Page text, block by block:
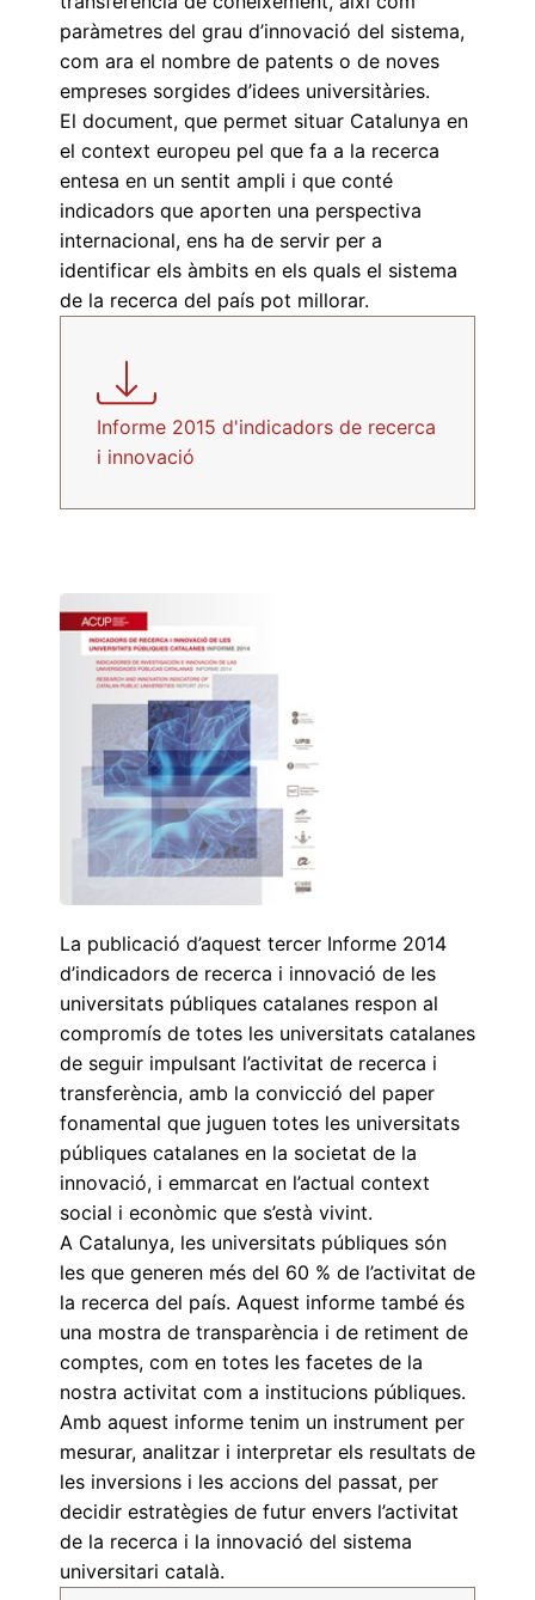
paràmetres del grau d’innovació del sistema,
com ara el nombre de patents o de noves
empreses sorgides d’idees universitàries.
El document, que permet situar Catalunya en
el context europeu pel que fa a la recerca
entesa en un sentit ampli i que conté
indicadors que aporten una perspectiva
internacional, ens ha de servir per a
identificar els àmbits en els quals el sistema
de la recerca del país pot millorar.
Informe 2015 d'indicadors de recerca
i innovació
La publicació d’aquest tercer Informe 2014
d’indicadors de recerca i innovació de les
universitats públiques catalanes respon al
compromís de totes les universitats catalanes
de seguir impulsant l’activitat de recerca i
transferència, amb la convicció del paper
fonamental que juguen totes les universitats
públiques catalanes en la societat de la
innovació, i emmarcat en l’actual context
social i econòmic que s’està vivint.
A Catalunya, les universitats públiques són
les que generen més del 60 % de l’activitat de
la recerca del país. Aquest informe també és
una mostra de transparència i de retiment de
comptes, com en totes les facetes de la
nostra activitat com a institucions públiques.
Amb aquest informe tenim un instrument per
mesurar, analitzar i interpretar els resultats de
les inversions i les accions del passat, per
decidir estratègies de futur envers l’activitat
de la recerca i la innovació del sistema
universitari català.